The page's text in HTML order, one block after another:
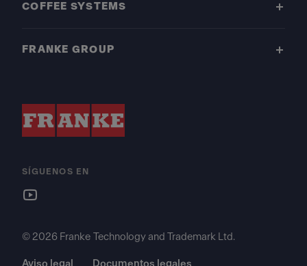
COFFEE SYSTEMS
FRANKE GROUP
SÍGUENOS EN
© 2026 Franke Technology and Trademark Ltd.
Aviso legal Documentos legales